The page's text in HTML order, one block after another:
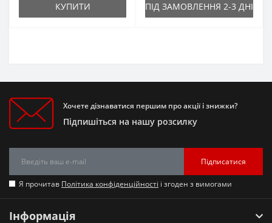
КУПИТИ ПІД ЗАМОВЛЕННЯ 2-3 ДНІ
Хочете дізнаватися першим про акції і знижки?
Підпишіться на нашу розсилку
Підписатися
Я прочитав Політика конфіденційності і згоден з вимогами
Інформація